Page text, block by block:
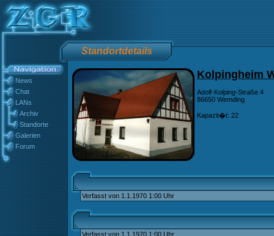
Standortdetails
News
Chat
LANs
Archiv
Standorte
Galerien
Forum
Kolpingheim
Adolf-Kolping-Straße 4
86650 Wemding
Kapazit�t: 22
Verfasst von 1.1.1970 1:00 Uhr
Verfasst von 1.1.1970 1:00 Uhr